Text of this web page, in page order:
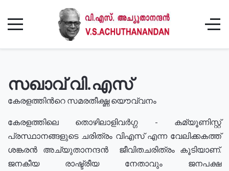
സഖാവ് വി.എസ്
കേരളത്തിൻറെ സമരതീക്ഷ്ണ യൌവ്വനം
കേരളത്തിലെ തൊഴിലാളിവർഗ്ഗ - കമ്യൂണിസ്റ്റ്
പ്രസ്ഥാനങ്ങളുടെ ചരിത്രം വിഎസ് എന്ന വേലിക്കകത്ത്
ശങ്കരൻ അച്യുതാനന്ദൻ ജീവിതചരിത്രം കൂടിയാണ്.
ജനകീയ രാഷ്ട്രീയ നേതാവും ജനപക്ഷ